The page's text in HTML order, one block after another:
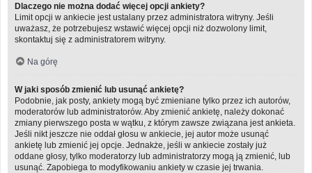
Dlaczego nie można dodać więcej opcji ankiety?
Limit opcji w ankiecie jest ustalany przez administratora witryny. Jeśli
uważasz, że potrzebujesz wstawić więcej opcji niż dozwolony limit,
skontaktuj się z administratorem witryny.
Na górę
W jaki sposób zmienić lub usunąć ankietę?
Podobnie, jak posty, ankiety mogą być zmieniane tylko przez ich autorów,
moderatorów lub administratorów. Aby zmienić ankietę, należy dokonać
zmiany pierwszego posta w wątku, z którym zawsze związana jest ankieta.
Jeśli nikt jeszcze nie oddał głosu w ankiecie, jej autor może usunąć
ankietę lub zmienić jej opcje. Jednakże, jeśli w ankiecie zostały już
oddane głosy, tylko moderatorzy lub administratorzy mogą ją zmienić, lub
usunąć. Zapobiega to modyfikowaniu ankiety w czasie jej trwania.